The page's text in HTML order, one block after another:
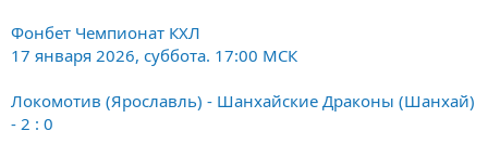
Фонбет Чемпионат КХЛ
17 января 2026, суббота. 17:00 МСК
Локомотив (Ярославль) - Шанхайские Драконы (Шанхай)
- 2 : 0